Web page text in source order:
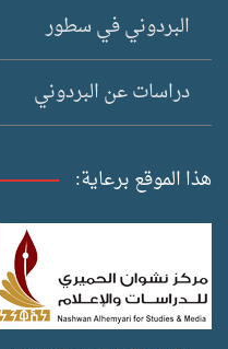
البردوني في سطور
دراسات عن البردوني
هذا الموقع برعاية: